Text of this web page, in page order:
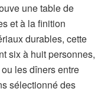
une table de
et à la finition
durables, cette
six à huit personnes,
les dîners entre
sélectionné des